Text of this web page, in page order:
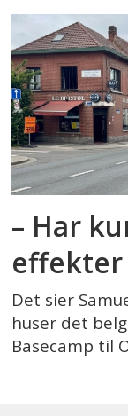
– Har
Det sier
huser det
Basecamp til